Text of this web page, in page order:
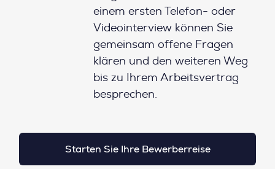
einem ersten Telefon- oder
Videointerview können Sie
gemeinsam offene Fragen
klären und den weiteren Weg
bis zu Ihrem Arbeitsvertrag
besprechen.
Starten Sie Ihre Bewerberreise